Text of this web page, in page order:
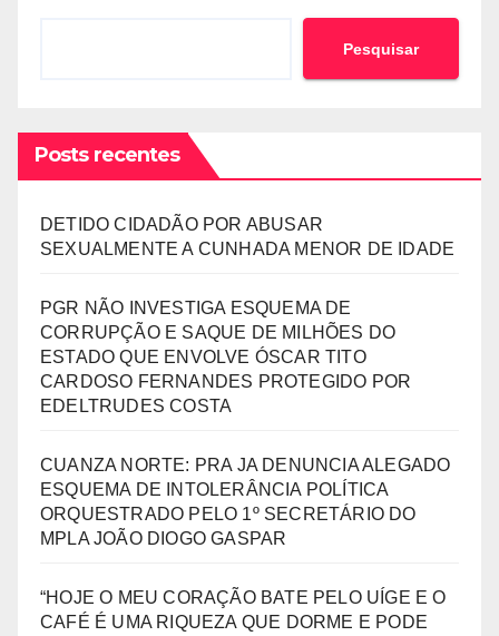
Pesquisar
Posts recentes
DETIDO CIDADÃO POR ABUSAR
SEXUALMENTE A CUNHADA MENOR DE IDADE
PGR NÃO INVESTIGA ESQUEMA DE
CORRUPÇÃO E SAQUE DE MILHÕES DO
ESTADO QUE ENVOLVE ÓSCAR TITO
CARDOSO FERNANDES PROTEGIDO POR
EDELTRUDES COSTA
CUANZA NORTE: PRA JA DENUNCIA ALEGADO
ESQUEMA DE INTOLERÂNCIA POLÍTICA
ORQUESTRADO PELO 1º SECRETÁRIO DO
MPLA JOÃO DIOGO GASPAR
“HOJE O MEU CORAÇÃO BATE PELO UÍGE E O
CAFÉ É UMA RIQUEZA QUE DORME E PODE